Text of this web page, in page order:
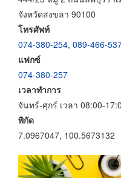
จังหวัดสงขลา 90100
โทรศัพท์
074-380-254, 089-466-
แฟกซ์
074-380-257
เวลาทำการ
จันทร์-ศุกร์ เวลา 08:00-
พิกัด
7.0967047, 100.5673132